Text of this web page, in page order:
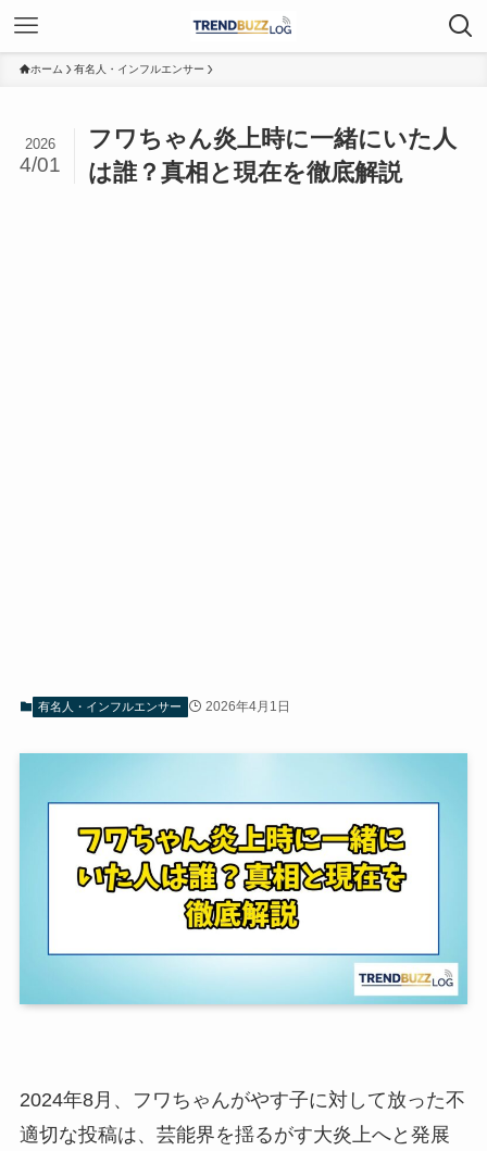
ホーム 有名人・インフルエンサー
フワちゃん炎上時に一緒にいた人
は誰？真相と現在を徹底解説
2026
4/01
有名人・インフルエンサー 2026年4月1日
2024年8月、フワちゃんがやす子に対して放った不
適切な投稿は、芸能界を揺るがす大炎上へと発展